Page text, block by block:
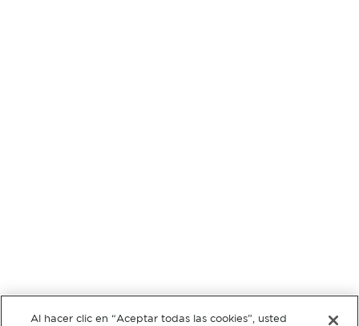
Al hacer clic en “Aceptar todas las cookies”, usted